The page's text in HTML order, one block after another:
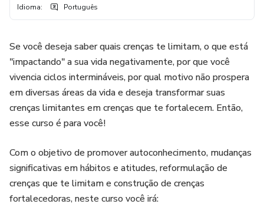
Idioma: Português
Se você deseja saber quais crenças te limitam, o que está
"impactando" a sua vida negativamente, por que você
vivencia ciclos intermináveis, por qual motivo não prospera
em diversas áreas da vida e deseja transformar suas
crenças limitantes em crenças que te fortalecem. Então,
esse curso é para você!
Com o objetivo de promover autoconhecimento, mudanças
significativas em hábitos e atitudes, reformulação de
crenças que te limitam e construção de crenças
fortalecedoras, neste curso você irá: